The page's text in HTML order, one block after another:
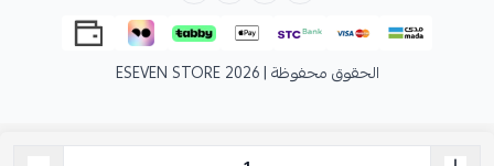
الحقوق محفوظة | 2026 ESEVEN STORE